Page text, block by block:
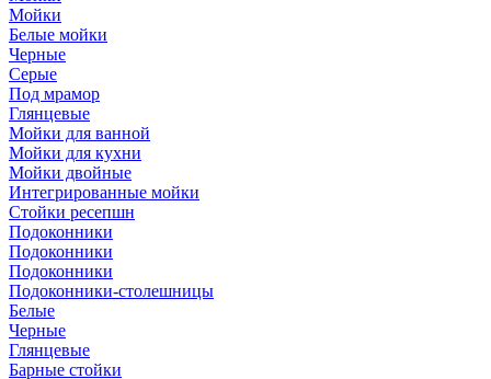
Мойки
Белые мойки
Черные
Серые
Под мрамор
Глянцевые
Мойки для ванной
Мойки для кухни
Мойки двойные
Интегрированные мойки
Стойки ресепшн
Подоконники
Подоконники
Подоконники
Подоконники-столешницы
Белые
Черные
Глянцевые
Барные стойки